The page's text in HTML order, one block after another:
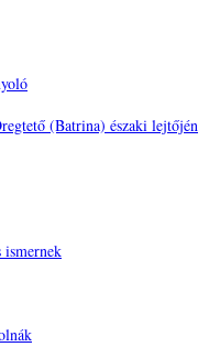
(Batrina) északi lejtőjén